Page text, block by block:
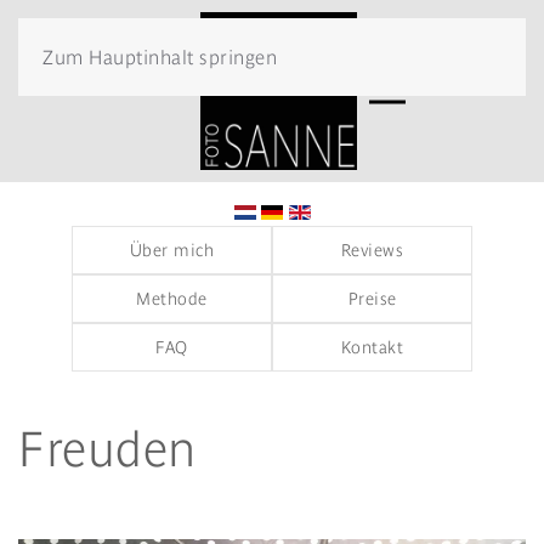
Zum Hauptinhalt springen
Über mich Reviews
Methode Preise
FAQ Kontakt
Freuden